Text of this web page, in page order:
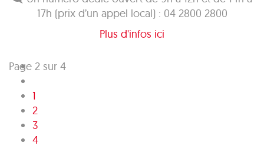
17h (prix d’un appel local) : 04 2800 2800
Plus d'infos ici
Page 2 sur 4
1
2
3
4